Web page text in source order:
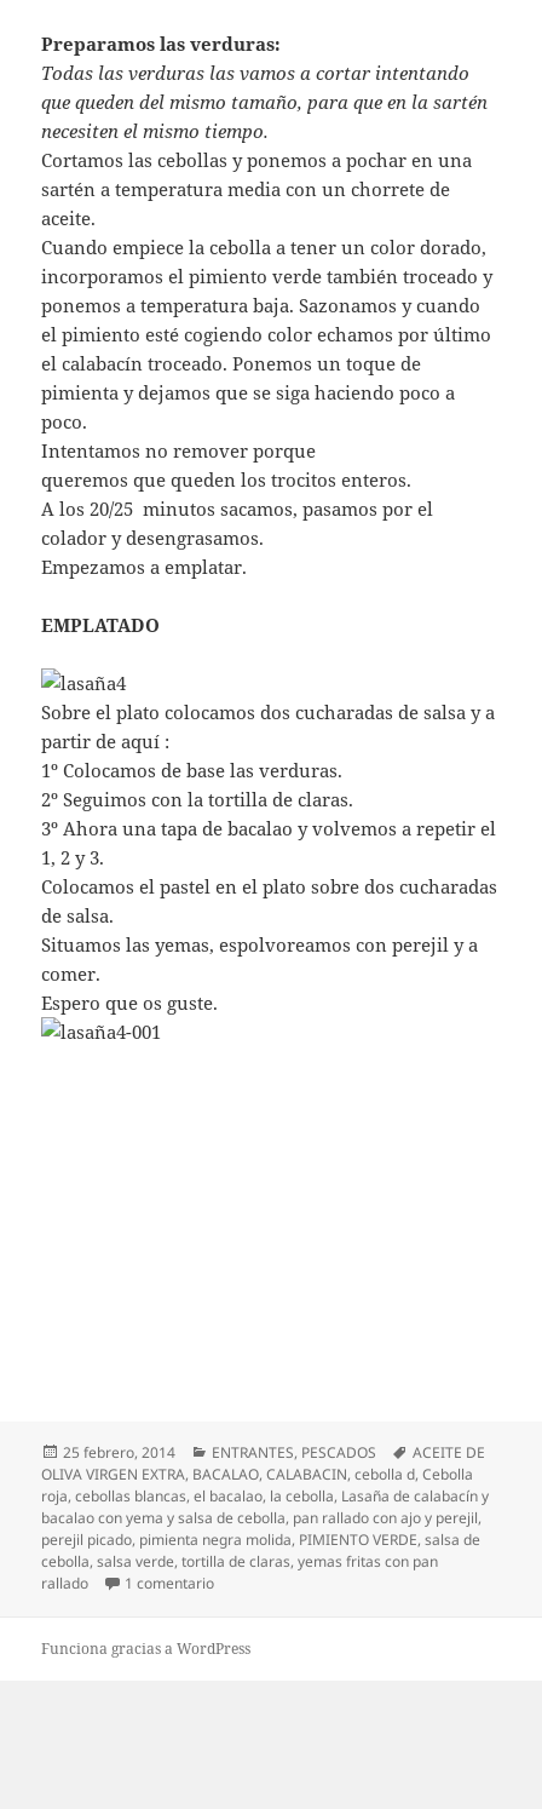
Preparamos las verduras:
Todas las verduras las vamos a cortar intentando
que queden del mismo tamaño, para que en la sartén
necesiten el mismo tiempo.
Cortamos las cebollas y ponemos a pochar en una
sartén a temperatura media con un chorrete de
aceite.
Cuando empiece la cebolla a tener un color dorado,
incorporamos el pimiento verde también troceado y
ponemos a temperatura baja. Sazonamos y cuando
el pimiento esté cogiendo color echamos por último
el calabacín troceado. Ponemos un toque de
pimienta y dejamos que se siga haciendo poco a
poco.
Intentamos no remover porque
queremos que queden los trocitos enteros.
A los 20/25 minutos sacamos, pasamos por el
colador y desengrasamos.
Empezamos a emplatar.
EMPLATADO
Sobre el plato colocamos dos cucharadas de salsa y a
partir de aquí :
1º Colocamos de base las verduras.
2º Seguimos con la tortilla de claras.
3º Ahora una tapa de bacalao y volvemos a repetir el
1, 2 y 3.
Colocamos el pastel en el plato sobre dos cucharadas
de salsa.
Situamos las yemas, espolvoreamos con perejil y a
comer.
Espero que os guste.
Publicado
el
25 febrero, 2014 Categorías
ENTRANTES, PESCADOS Etiquetas
ACEITE DE
OLIVA VIRGEN EXTRA, BACALAO,CALABACIN,cebolla d,Cebolla
roja,cebollas blancas,el bacalao, la cebolla, Lasaña de calabacín y
bacalao con yema y salsa de cebolla, pan rallado con ajo y perejil,
perejil picado, pimienta negra molida, PIMIENTO VERDE,salsa de
cebolla,salsa verde,tortilla de claras,yemas fritas con pan
rallado
1 comentarioen Lasaña de calabacín y bacalao con yema y
Funciona gracias a WordPress